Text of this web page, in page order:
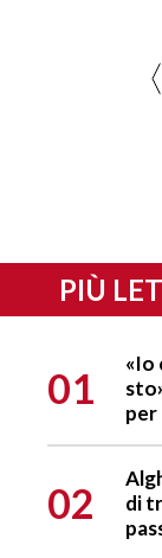
PIÙ
01
«Io
per
02
di